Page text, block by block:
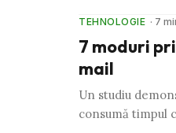
TEHNOLOGIE · 7
7 moduri
mail
Un studiu
consumă timpul